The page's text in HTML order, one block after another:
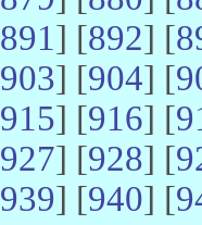
891] [892] [
903] [904] [
915] [916] [
927] [928] [
939] [940] [